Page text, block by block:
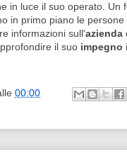
in luce il suo operato. Un
in primo piano le
informazioni sull'azienda
il suo impegno
00:00